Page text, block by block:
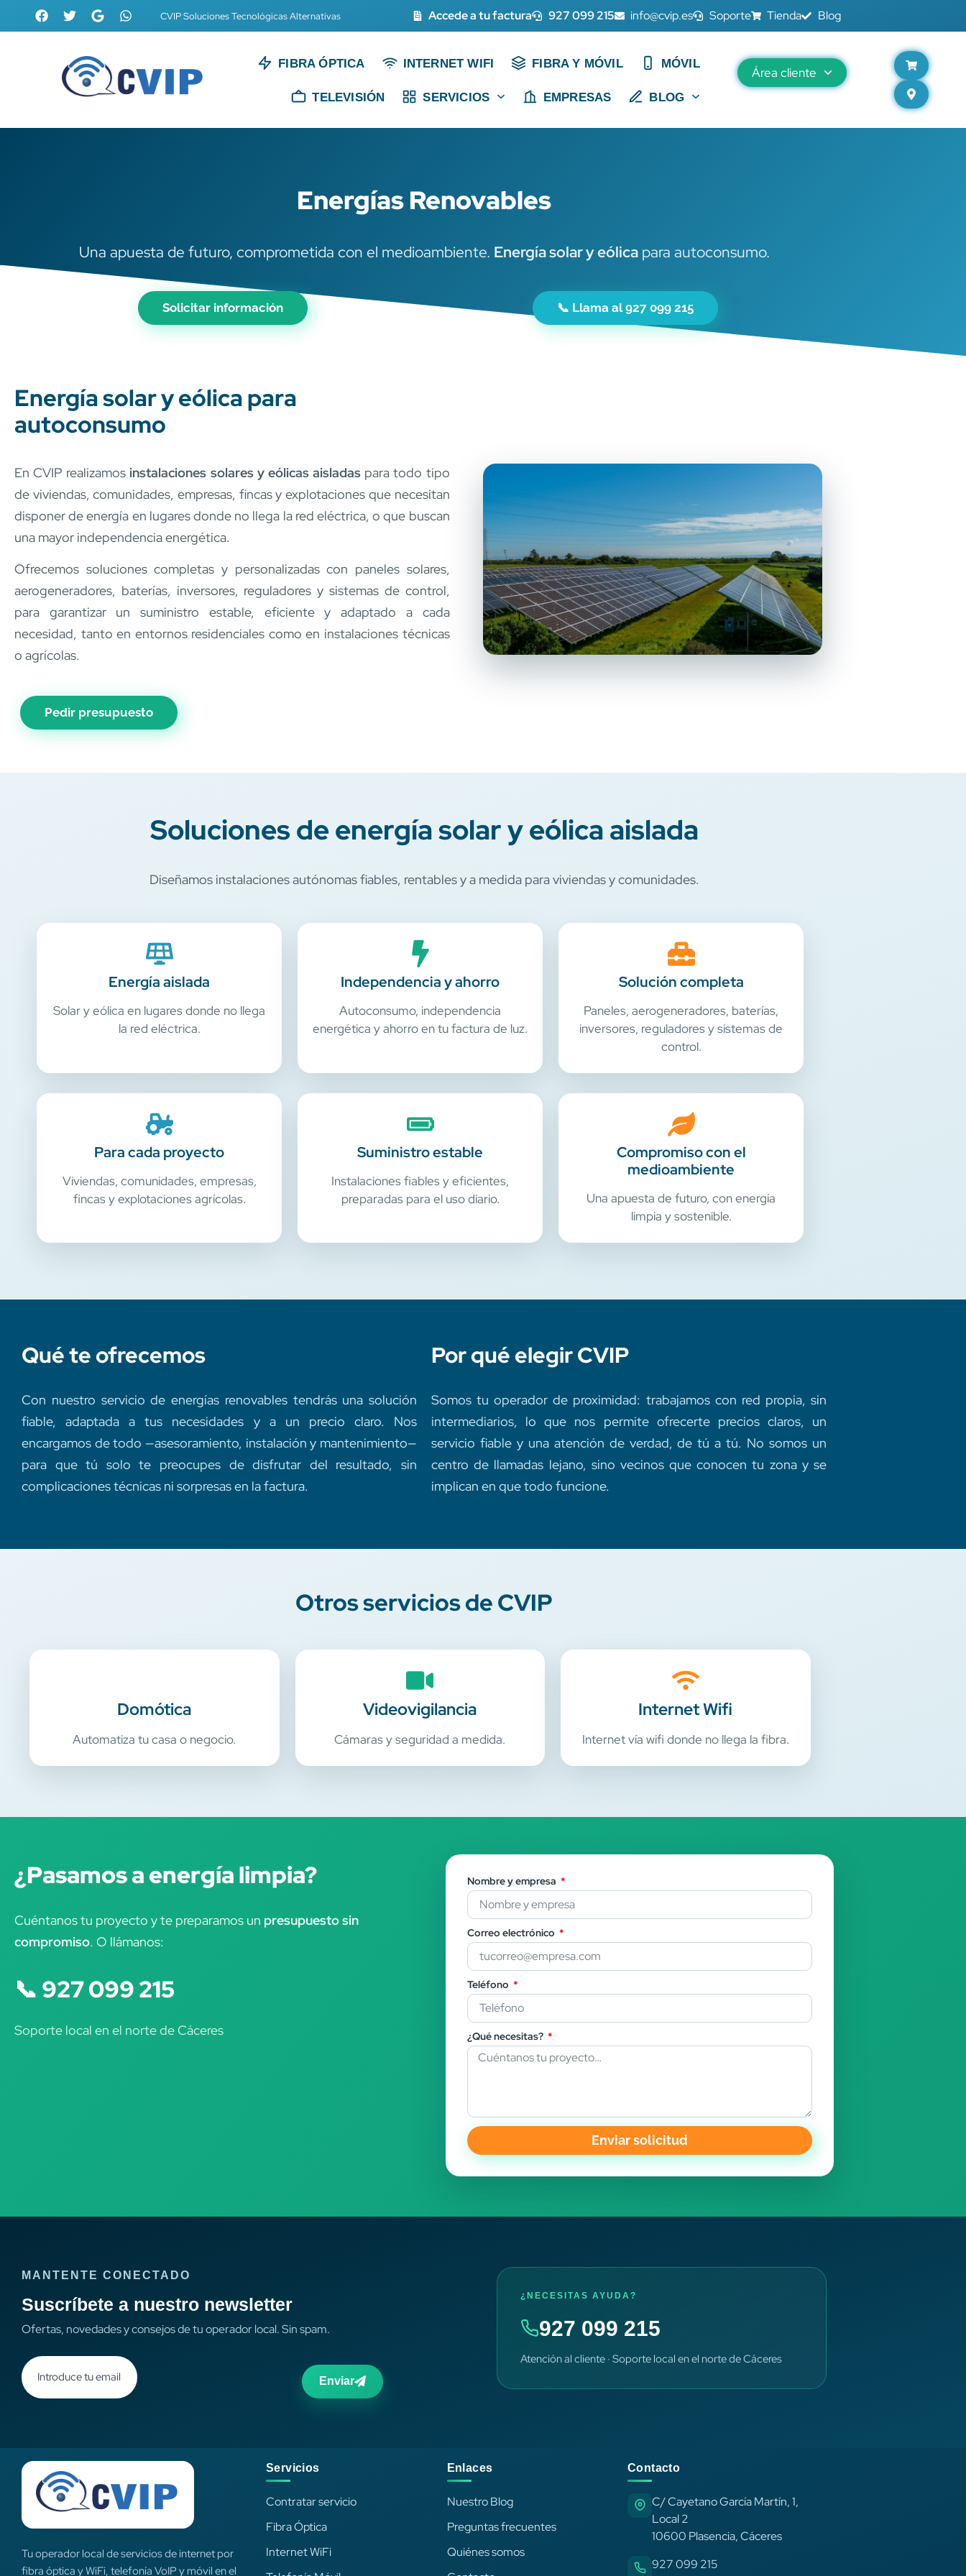
CVIP Soluciones Tecnológicas Alternativas Accede a tu factura 927 099 215 info@cvip.es Soporte Tienda Blog
FIBRA ÓPTICA INTERNET WIFI FIBRA Y MÓVIL MÓVIL
TELEVISIÓN SERVICIOS EMPRESAS BLOG
Área cliente
Energías Renovables
Una apuesta de futuro, comprometida con el medioambiente. Energía solar y eólicapara autoconsumo.
Solicitar información 📞 Llama al 927 099 215
Energía solar y eólica para
autoconsumo
En CVIP realizamos instalaciones solares y eólicas aisladas para todo tipo
de viviendas, comunidades, empresas, fincas y explotaciones que necesitan
disponer de energía en lugares donde no llega la red eléctrica, o que buscan
una mayor independencia energética.
Ofrecemos soluciones completas y personalizadas con paneles solares,
aerogeneradores, baterías, inversores, reguladores y sistemas de control,
para garantizar un suministro estable, eficiente y adaptado a cada
necesidad, tanto en entornos residenciales como en instalaciones técnicas
o agrícolas.
Pedir presupuesto
Soluciones de energía solar y eólica aislada
Diseñamos instalaciones autónomas fiables, rentables y a medida para viviendas y comunidades.
Energía aislada
Solar y eólica en lugares donde no llega
la red eléctrica.
Independencia y ahorro
Autoconsumo, independencia
energética y ahorro en tu factura de luz.
Solución completa
Paneles, aerogeneradores, baterías,
inversores, reguladores y sistemas de
control.
Para cada proyecto
Viviendas, comunidades, empresas,
fincas y explotaciones agrícolas.
Suministro estable
Instalaciones fiables y eficientes,
preparadas para el uso diario.
Compromiso con el
medioambiente
Una apuesta de futuro, con energía
limpia y sostenible.
Qué te ofrecemos
Con nuestro servicio de energías renovables tendrás una solución
fiable, adaptada a tus necesidades y a un precio claro. Nos
encargamos de todo —asesoramiento, instalación y mantenimiento—
para que tú solo te preocupes de disfrutar del resultado, sin
complicaciones técnicas ni sorpresas en la factura.
Por qué elegir CVIP
Somos tu operador de proximidad: trabajamos con red propia, sin
intermediarios, lo que nos permite ofrecerte precios claros, un
servicio fiable y una atención de verdad, de tú a tú. No somos un
centro de llamadas lejano, sino vecinos que conocen tu zona y se
implican en que todo funcione.
Otros servicios de CVIP
Domótica
Automatiza tu casa o negocio.
Videovigilancia
Cámaras y seguridad a medida.
Internet Wifi
Internet vía wifi donde no llega la fibra.
¿Pasamos a energía limpia?
Cuéntanos tu proyecto y te preparamos un presupuesto sin
compromiso. O llámanos:
📞 927 099 215
Soporte local en el norte de Cáceres
Nombre y empresa
Correo electrónico
Teléfono
¿Qué necesitas?
Enviar solicitud
MANTENTE CONECTADO
Suscríbete a nuestro newsletter
Ofertas, novedades y consejos de tu operador local. Sin spam.
Enviar
¿NECESITAS AYUDA?
927 099 215
Atención al cliente · Soporte local en el norte de Cáceres
Tu operador local de servicios de internet por
fibra óptica y WiFi, telefonía VoIP y móvil en el
Servicios
Contratar servicio
Fibra Óptica
Internet WiFi
Enlaces
Nuestro Blog
Preguntas frecuentes
Quiénes somos
Contacto
C/ Cayetano García Martín, 1,
Local 2
10600 Plasencia, Cáceres
927 099 215